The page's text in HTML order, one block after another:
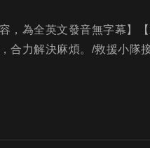
，為全英文發⾳無字幕】
合力解決麻煩。/救援小隊